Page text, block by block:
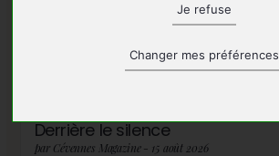
Je refuse
Changer mes préférences
A lire également
Derrière le silence
par Cévennes Magazine - 15 août 2026